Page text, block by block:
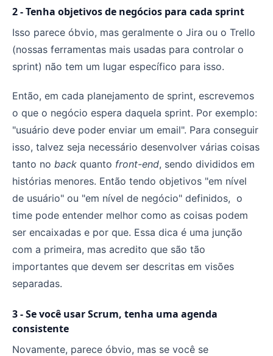
2 - Tenha objetivos de negócios para cada sprint
Isso parece óbvio, mas geralmente o Jira ou o Trello
(nossas ferramentas mais usadas para controlar o
sprint) não tem um lugar específico para isso.
Então, em cada planejamento de sprint, escrevemos
o que o negócio espera daquela sprint. Por exemplo:
"usuário deve poder enviar um email". Para conseguir
isso, talvez seja necessário desenvolver várias coisas
tanto no back quanto front-end, sendo divididos em
histórias menores. Então tendo objetivos "em nível
de usuário" ou "em nível de negócio" definidos, o
time pode entender melhor como as coisas podem
ser encaixadas e por que. Essa dica é uma junção
com a primeira, mas acredito que são tão
importantes que devem ser descritas em visões
separadas.
3 - Se você usar Scrum, tenha uma agenda
consistente
Novamente, parece óbvio, mas se você se